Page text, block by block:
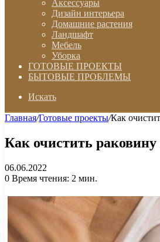
Аксессуары
Дизайн интерьера
Домашние растения
Ландшафт
Мебель
Уборка
ГОТОВЫЕ ПРОЕКТЫ
БЫТОВЫЕ ПРОБЛЕМЫ
Искать
Главная/Готовые проекты/Как
Как очистить раковину
06.06.2022
0 Время чтения: 2 мин.